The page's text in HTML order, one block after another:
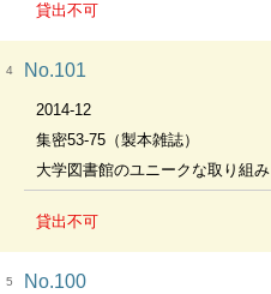
貸出不可
4 No.101
2014-12
集密53-75（製本雑誌）
大学図書館のユニークな取り組み
貸出不可
5 No.100